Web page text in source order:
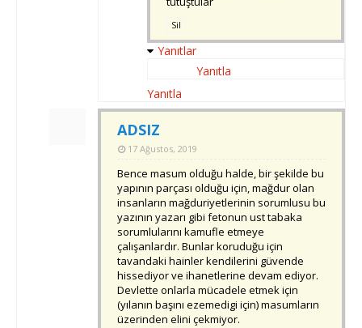
Sil
Yanıtlar
Yanıtla
Yanıtla
ADSIZ
17 Ağustos, 2019
Bence masum olduğu halde, bir şekilde bu
yapının parçası olduğu için, mağdur olan
insanların mağduriyetlerinin sorumlusu bu
yazının yazarı gibi fetonun ust tabaka
sorumlularını kamufle etmeye
çalışanlardır. Bunlar koruduğu için
tavandaki hainler kendilerini güvende
hissediyor ve ihanetlerine devam ediyor.
Devlette onlarla mücadele etmek için
(yılanın başını ezemedigi için) masumların
üzerinden elini çekmiyor.